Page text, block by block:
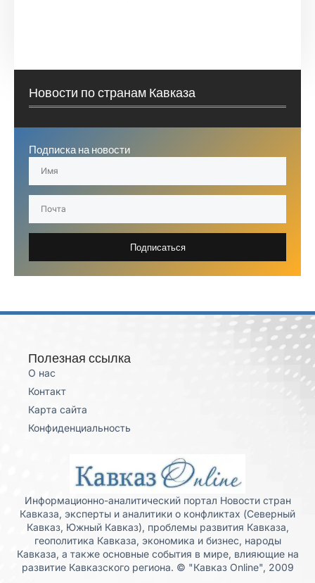
Новости по странам Кавказа
Подписка на новости
Подписаться
Полезная ссылка
О нас
Контакт
Карта сайта
Конфиденциальность
Информационно-аналитический портал Новости стран
Кавказа, эксперты и аналитики о конфликтах (Северный
Кавказ, Южный Кавказ), проблемы развития Кавказа,
геополитика Кавказа, экономика и бизнес, народы
Кавказа, а также основные события в мире, влияющие на
развитие Кавказского региона. © "Кавказ Online", 2009